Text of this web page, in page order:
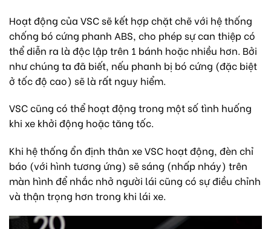
Hoạt động của VSC sẽ kết hợp chặt chẽ với hệ thống
chống bó cứng phanh ABS, cho phép sự can thiệp có
thể diễn ra là độc lập trên 1 bánh hoặc nhiều hơn. Bởi
như chúng ta đã biết, nếu phanh bị bó cứng (đặc biệt
ở tốc độ cao) sẽ là rất nguy hiểm.
VSC cũng có thể hoạt động trong một số tình huống
khi xe khởi động hoặc tăng tốc.
Khi hệ thống ổn định thân xe VSC hoạt động, đèn chỉ
báo (với hình tương ứng) sẽ sáng (nhấp nháy) trên
màn hình để nhắc nhở người lái cũng có sự điều chỉnh
và thận trọng hơn trong khi lái xe.